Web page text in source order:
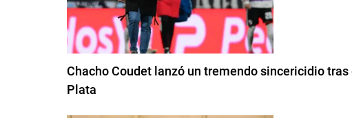
Chacho Coudet lanzó un tremendo sincericidio
Plata